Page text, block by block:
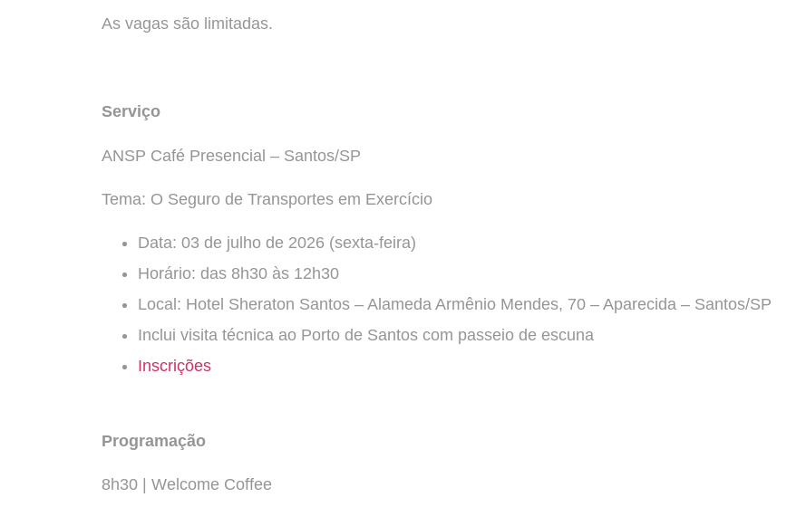
As vagas são limitadas.
Serviço
ANSP Café Presencial – Santos/SP
Tema: O Seguro de Transportes em Exercício
Data: 03 de julho de 2026 (sexta-feira)
Horário: das 8h30 às 12h30
Local: Hotel Sheraton Santos – Alameda Armênio Mendes, 70 – Aparecida – Santos/SP
Inclui visita técnica ao Porto de Santos com passeio de escuna
Inscrições
Programação
8h30 | Welcome Coffee